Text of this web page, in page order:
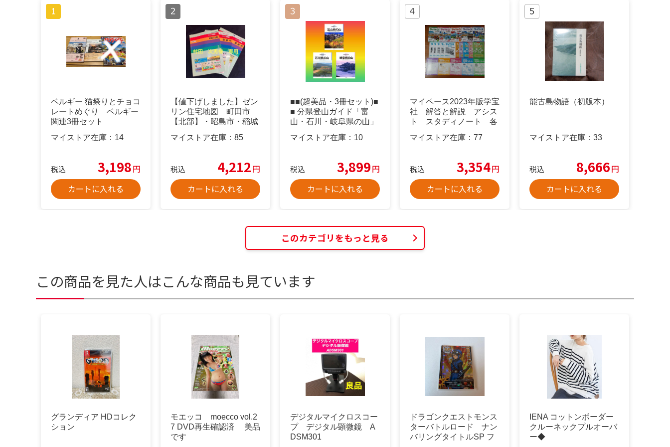
ベルギー 猫祭りとチョコ
レートめぐり ベルギー
関連3冊セット
マイストア在庫： 14
税込 3,198円
カートに入れる
【値下げしました】ゼン
リン住宅地図 町田市
【北部】・昭島市・稲城
市 3冊まとめて
マイストア在庫： 85
税込 4,212円
カートに入れる
■■(超美品・3冊セット)■
■ 分県登山ガイド「富
山・石川・岐阜県の山」
マイストア在庫： 10
税込 3,899円
カートに入れる
マイペース2023年版学宝
社 解答と解説 アシス
ト スタディノート 各
マイストア在庫： 77
税込 3,354円
カートに入れる
能古島物語（初版本）
マイストア在庫： 33
税込 8,666円
カートに入れる
このカテゴリをもっと見る
この商品を見た人はこんな商品も見ています
グランディア HDコレク
ション
モエッコ moecco vol.2
7 DVD再生確認済 美品
です
デジタルマイクロスコー
プ デジタル顕微鏡 A
DSM301
ドラゴンクエストモンス
ターバトルロード ナン
バリングタイトルSP フ
IENA コットンボーダー
クルーネックプルオーバ
ー◆